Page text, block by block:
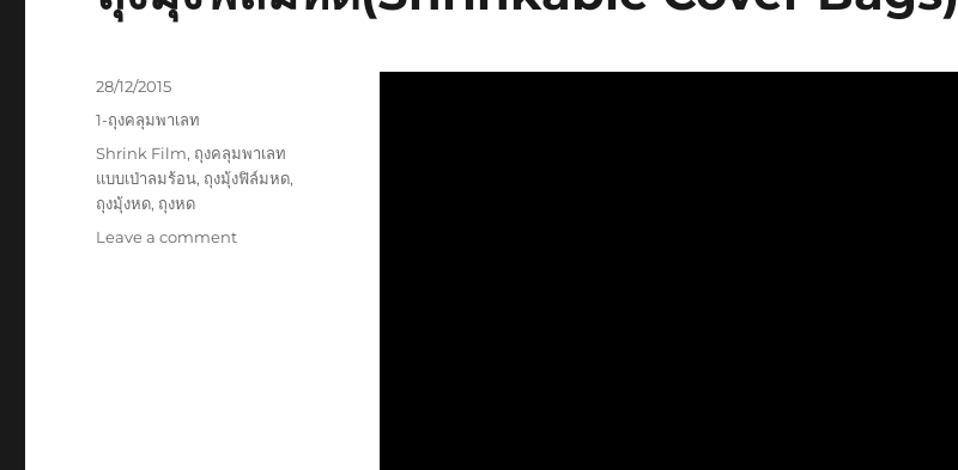
Posted
28/12/2015
Categories
1-ถุงคลุมพาเลท
Tags
Shrink Film, ถุงคลุมพาเลท
แบบเป่าลมร้อน, ถุงมุ้งฟิล์มหด,
ถุงมุ้งหด, ถุงหด
Leave a commenton